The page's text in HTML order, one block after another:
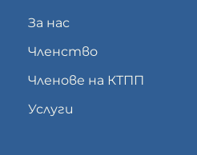
За нас
Членство
Членове на КТПП
Услуги